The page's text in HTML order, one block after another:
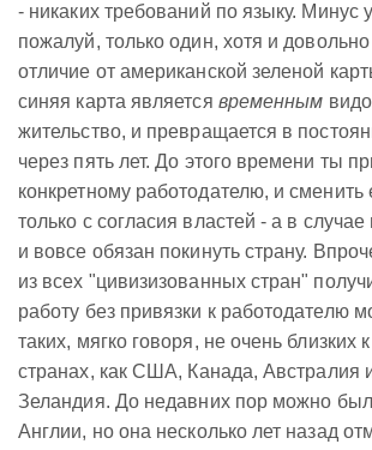
- никаких требований по языку. Минус
пожалуй, только один, хотя и
отличие от американской зеленой
синяя карта является временным
жительство, и превращается в
через пять лет. До этого времени ты
конкретному работодателю, и
только с согласия властей - а в
и вовсе обязан покинуть страну.
из всех "цивизизованных стран"
работу без привязки к работодателю
таких, мягко говоря, не очень близких
странах, как США, Канада, Австралия
Зеландия. До недавних пор можно
Англии, но она несколько лет назад